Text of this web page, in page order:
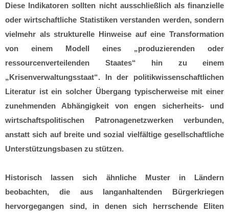
Diese Indikatoren sollten nicht ausschließlich als finanzielle
oder wirtschaftliche Statistiken verstanden werden, sondern
vielmehr als strukturelle Hinweise auf eine Transformation
von einem Modell eines „produzierenden oder
ressourcenverteilenden Staates“ hin zu einem
„Krisenverwaltungsstaat“. In der politikwissenschaftlichen
Literatur ist ein solcher Übergang typischerweise mit einer
zunehmenden Abhängigkeit von engen sicherheits- und
wirtschaftspolitischen Patronagenetzwerken verbunden,
anstatt sich auf breite und sozial vielfältige gesellschaftliche
Unterstützungsbasen zu stützen.
Historisch lassen sich ähnliche Muster in Ländern
beobachten, die aus langanhaltenden Bürgerkriegen
hervorgegangen sind, in denen sich herrschende Eliten